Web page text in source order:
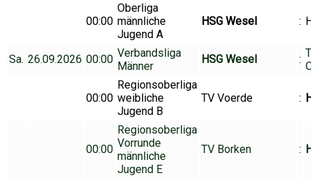
00:00
Oberliga
männliche
Jugend A
HSG Wesel :
Sa. 26.09.2026 00:00 Verbandsliga
Männer
HSG Wesel :
00:00
Regionsoberliga
weibliche
Jugend B
TV Voerde :
00:00
Regionsoberliga
Vorrunde
männliche
Jugend E
TV Borken :